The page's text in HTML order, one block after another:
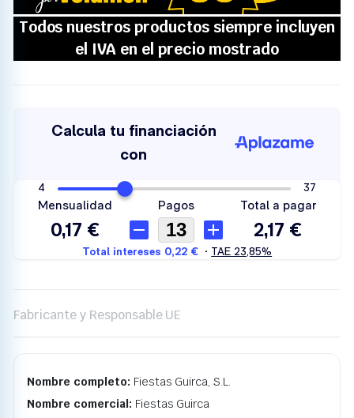
Fabricante y Responsable UE
Nombre completo: Fiestas Guirca, S.L.
Nombre comercial: Fiestas Guirca